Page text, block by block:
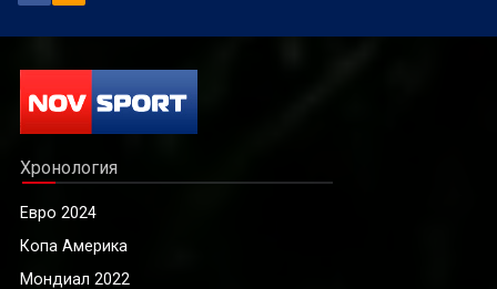
Хронология
Евро 2024
Копа Америка
Мондиал 2022